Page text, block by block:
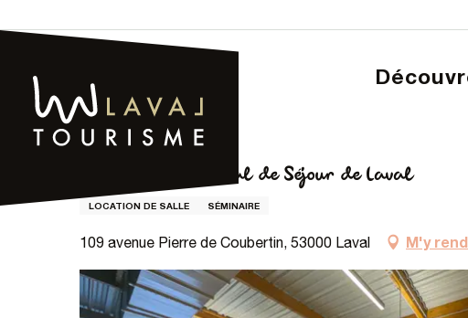
au
principal
Page d’accueil – Tourisme
Centre International de Séjour de Laval
LOCATION DE SALLE SÉMINAIRE
109 avenue Pierre de Coubertin, 53000 Laval M'y